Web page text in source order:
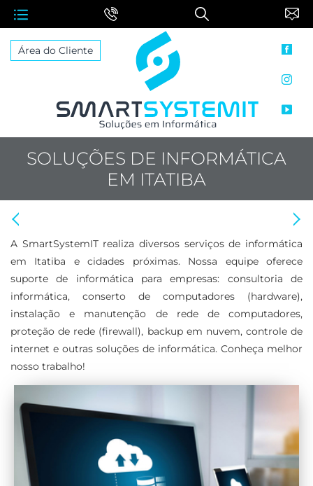
Área do Cliente
SOLUÇÕES DE INFORMÁTICA
EM ITATIBA
Anterior: Suporte de Informática em Monte Mor Proximo: Soluções de Informática em Indaiatuba
A SmartSystemIT realiza diversos serviços de informática
em Itatiba e cidades próximas. Nossa equipe oferece
suporte de informática para empresas: consultoria de
informática, conserto de computadores (hardware),
instalação e manutenção de rede de computadores,
proteção de rede (firewall), backup em nuvem, controle de
internet e outras soluções de informática. Conheça melhor
nosso trabalho!